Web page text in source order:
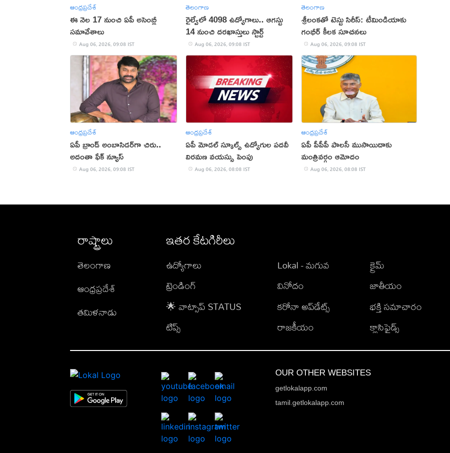
ఆంధ్రప్రదేశ్
ఈ నెల 17 నుంచి ఏపీ అసెంబ్లీ
సమావేశాలు
Aug 06, 2026, 09:08 IST
తెలంగాణ
రైల్వేలో 4098 ఉద్యోగాలు.. ఆగస్టు
14 నుంచి దరఖాస్తులు స్టార్ట్
Aug 06, 2026, 09:08 IST
తెలంగాణ
శ్రీలంకతో టెస్టు సిరీస్: టీమిండియాకు
గంభీర్ కీలక సూచనలు
Aug 06, 2026, 09:08 IST
ఆంధ్రప్రదేశ్
ఏపీ బ్రాండ్‌ అంబాసిడర్‌గా చిరు..
అదంతా ఫేక్‌ న్యూస్‌
Aug 06, 2026, 09:08 IST
ఆంధ్రప్రదేశ్
ఏపీ మోడల్ స్కూల్స్ ఉద్యోగుల పదవీ
విరమణ వయస్సు పెంపు
Aug 06, 2026, 08:08 IST
ఆంధ్రప్రదేశ్
ఏపీ పీపీపీ పాలసీ ముసాయిదాకు
మంత్రివర్గం ఆమోదం
Aug 06, 2026, 08:08 IST
రాష్ట్రాలు
తెలంగాణ
ఆంధ్రప్రదేశ్
తమిళనాడు
ఇతర కేటగిరీలు
ఉద్యోగాలు
ట్రెండింగ్
🌟 వాట్సాప్ STATUS
టిప్స్
Lokal - మగువ
వినోదం
కరోనా అప్‌డేట్స్
రాజకీయం
క్రైమ్
జాతీయం
భక్తి సమాచారం
క్లాసిఫైడ్స్
OUR OTHER WEBSITES
getlokalapp.com
tamil.getlokalapp.com